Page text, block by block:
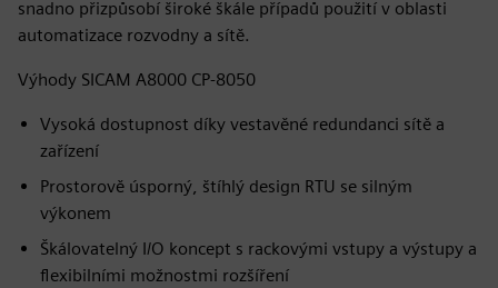
snadno přizpůsobí široké škále případů použití v oblasti
automatizace rozvodny a sítě.
Výhody SICAM A8000 CP‑8050
Vysoká dostupnost díky vestavěné redundanci sítě a
zařízení
Prostorově úsporný, štíhlý design RTU se silným
výkonem
Škálovatelný I/O koncept s rackovými vstupy a výstupy a
flexibilními možnostmi rozšíření